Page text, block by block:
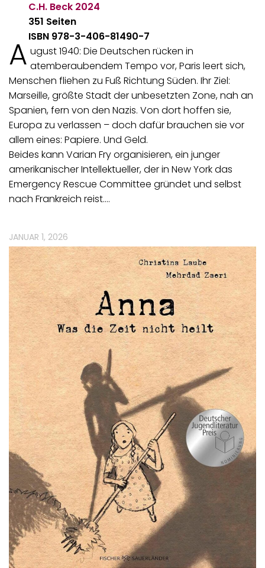
C.H. Beck 2024
351 Seiten
ISBN 978-3-406-81490-7
A ugust 1940: Die Deutschen rücken in
atemberaubendem Tempo vor, Paris leert sich,
Menschen fliehen zu Fuß Richtung Süden. Ihr Ziel:
Marseille, größte Stadt der unbesetzten Zone, nah an
Spanien, fern von den Nazis. Von dort hoffen sie,
Europa zu verlassen – doch dafür brauchen sie vor
allem eines: Papiere. Und Geld.
Beides kann Varian Fry organisieren, ein junger
amerikanischer Intellektueller, der in New York das
Emergency Rescue Committee gründet und selbst
nach Frankreich reist.…
JANUAR 1, 2026